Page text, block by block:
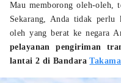
Mau memborong oleh-oleh,
Sekarang, Anda tidak perlu
oleh yang berat ke negara
pelayanan pengiriman
lantai 2 di Bandara